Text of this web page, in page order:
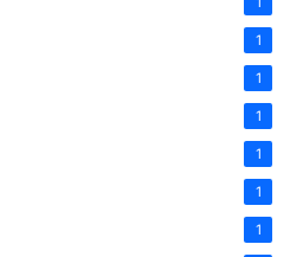
1
1
1
1
1
1